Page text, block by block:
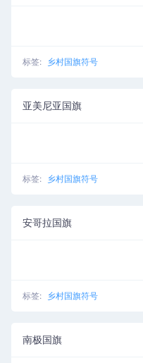
标签: 乡村国旗符号
亚美尼亚国旗
标签: 乡村国旗符号
安哥拉国旗
标签: 乡村国旗符号
南极国旗